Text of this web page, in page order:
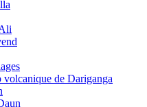
volcanique de Dariganga